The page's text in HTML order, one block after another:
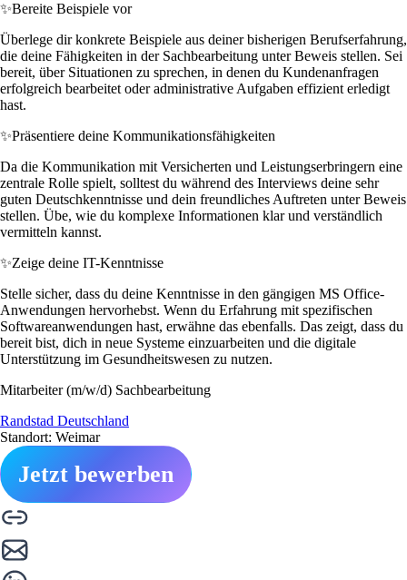
✨Bereite Beispiele vor
Überlege dir konkrete Beispiele aus deiner bisherigen Berufserfahrung,
die deine Fähigkeiten in der Sachbearbeitung unter Beweis stellen. Sei
bereit, über Situationen zu sprechen, in denen du Kundenanfragen
erfolgreich bearbeitet oder administrative Aufgaben effizient erledigt
hast.
✨Präsentiere deine Kommunikationsfähigkeiten
Da die Kommunikation mit Versicherten und Leistungserbringern eine
zentrale Rolle spielt, solltest du während des Interviews deine sehr
guten Deutschkenntnisse und dein freundliches Auftreten unter Beweis
stellen. Übe, wie du komplexe Informationen klar und verständlich
vermitteln kannst.
✨Zeige deine IT-Kenntnisse
Stelle sicher, dass du deine Kenntnisse in den gängigen MS Office-
Anwendungen hervorhebst. Wenn du Erfahrung mit spezifischen
Softwareanwendungen hast, erwähne das ebenfalls. Das zeigt, dass du
bereit bist, dich in neue Systeme einzuarbeiten und die digitale
Unterstützung im Gesundheitswesen zu nutzen.
Mitarbeiter (m/w/d) Sachbearbeitung
Randstad Deutschland
Standort: Weimar
Jetzt bewerben